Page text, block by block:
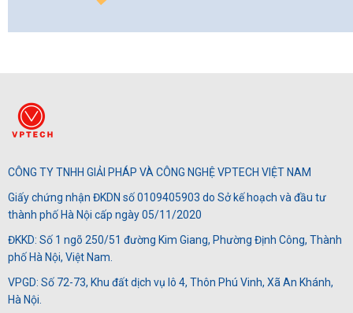
CÔNG TY TNHH GIẢI PHÁP VÀ CÔNG NGHỆ VPTECH VIỆT NAM
Giấy chứng nhận ĐKDN số 0109405903 do Sở kế hoạch và đầu tư
thành phố Hà Nội cấp ngày 05/11/2020
ĐKKD: Số 1 ngõ 250/51 đường Kim Giang, Phường Định Công, Thành
phố Hà Nội, Việt Nam.
VPGD: Số 72-73, Khu đất dịch vụ lô 4, Thôn Phú Vinh, Xã An Khánh,
Hà Nội.